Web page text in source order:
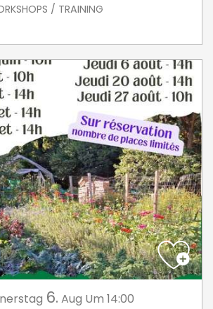
/ TRAINING
6. Aug Um 14:00